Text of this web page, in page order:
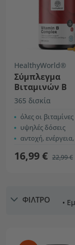
HealthyWorld®
Σύμπλεγμα
Βιταμινών Β
365 δισκία
όλες οι
υψηλές δόσεις
αντοχή, ενέργεια,
16,99 € 22,99 €
ΦΙΛΤΡΟ •